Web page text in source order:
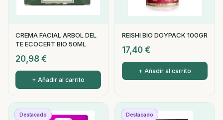
CREMA FACIAL ARBOL DEL
TE ECOCERT BIO 50ML
20,98 €
+ Añadir al carrito
REISHI BIO DOYPACK 100GR
17,40 €
+ Añadir al carrito
Destacado Destacado